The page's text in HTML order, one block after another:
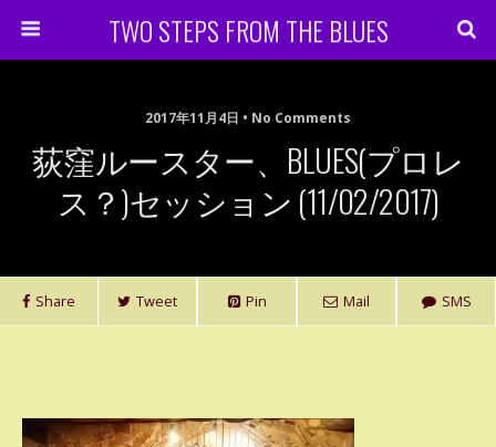
TWO STEPS FROM THE BLUES
2017年11月4日 • No Comments
荻窪ルースター、BLUES(プロレ
ス？)セッション (11/02/2017)
Share Tweet Pin Mail SMS